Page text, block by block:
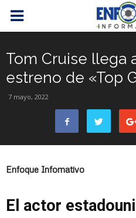
Tom Cruise llega
estreno de «Top
7 mayo, 2022
Enfoque Infomativo
El actor